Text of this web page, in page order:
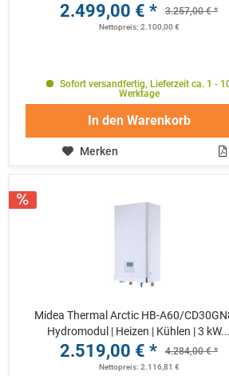
2.499,00 € * 3.257,00 € *
Nettopreis: 2.100,00 €
Sofort versandfertig, Lieferzeit ca. 1 -
Werktage
In den Warenkorb
Merken
Midea Thermal Arctic HB-A60/
Hydromodul | Heizen | Kühlen | 3 kW...
2.519,00 € * 4.284,00 € *
Nettopreis: 2.116,81 €